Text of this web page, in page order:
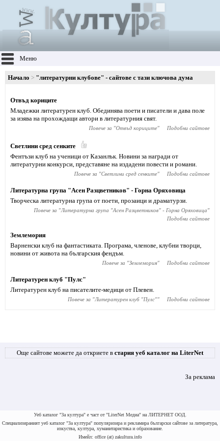
Меню
Начало "литературни клубове" - сайтове с тази ключова дума
Отвъд кориците
Младежки литературен клуб. Обединява поети и писатели и дава поле
за изява на прохождащи автори в литературния свят.
Повече за "Отвъд кориците" Подобни сайтове
Светлини сред сенките
Фентъзи клуб на ученици от Казанлък. Новини за награди от
литературни конкурси, представяне на издадени повести и романи.
Повече за "Светлини сред сенките" Подобни сайтове
Литературна група "Асен Разцветников" - Горна Оряховица
Творческа литературна група от поети, прозаици и драматурзи.
Повече за "Литературна група "Асен Разцветников" - Горна Оряховица"
Подобни сайтове
Землемория
Варненски клуб на фантастиката. Програма, членове, клубни творци,
новини от живота на българския фендъм.
Повече за "Землемория" Подобни сайтове
Литературен клуб "Пулс"
Литературен клуб на писателите-медици от Плевен.
Повече за "Литературен клуб "Пулс"" Подобни сайтове
Още сайтове можете да откриете в стария уеб каталог на LiterNet
За реклама
Уеб каталог "За култура" е част от "LiterNet Медиа" на ЛИТЕРНЕТ ООД.
Специализираният уеб каталог "За култура" популяризира и рекламира български сайтове за литература,
изкуства, култура, хуманитаристика и образование.
Имейл: office (at) zakultura.info